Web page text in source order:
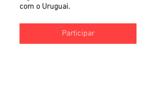
com o Uruguai.
Participar